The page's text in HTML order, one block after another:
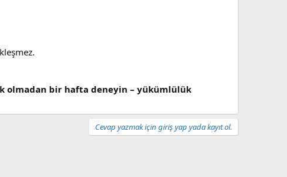
olmadan bir hafta deneyin – yükümlülük
Cevap yazmak için giriş yap yada kayıt ol.